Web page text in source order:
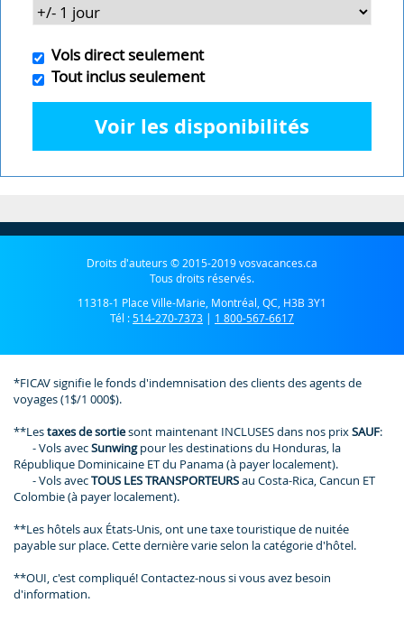
Vols direct seulement
Tout inclus seulement
Voir les disponibilités
Droits d'auteurs © 2015-2019 vosvacances.ca
Tous droits réservés.
11318-1 Place Ville-Marie, Montréal, QC, H3B 3Y1
Tél :514-270-7373 | 1 800-567-6617
*FICAV signifie le fonds d'indemnisation des clients des agents de
voyages (1$/1 000$).
**Lestaxes de sortiesont maintenant INCLUSES dans nos prixSAUF:
- Vols avecSunwingpour les destinations du Honduras, la
République Dominicaine ET du Panama (à payer localement).
- Vols avecTOUS LES TRANSPORTEURSau Costa-Rica, Cancun ET
Colombie (à payer localement).
**Les hôtels aux États-Unis, ont une taxe touristique de nuitée
payable sur place. Cette dernière varie selon la catégorie d'hôtel.
**OUI, c'est compliqué! Contactez-nous si vous avez besoin
d'information.